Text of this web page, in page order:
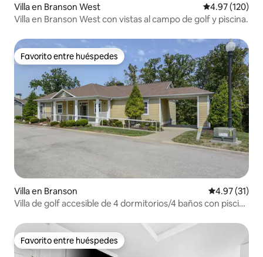
Villa en Branson West Calificación
4.97 (120)
Villa en Branson West con vistas al campo de golf y piscina.
Favorito entre huéspedes
Favorito entre huéspedes
Villa en Branson Calificación
4.97 (31)
Villa de golf accesible de 4 dormitorios/4 baños con piscina
Favorito entre huéspedes
Favorito entre huéspedes